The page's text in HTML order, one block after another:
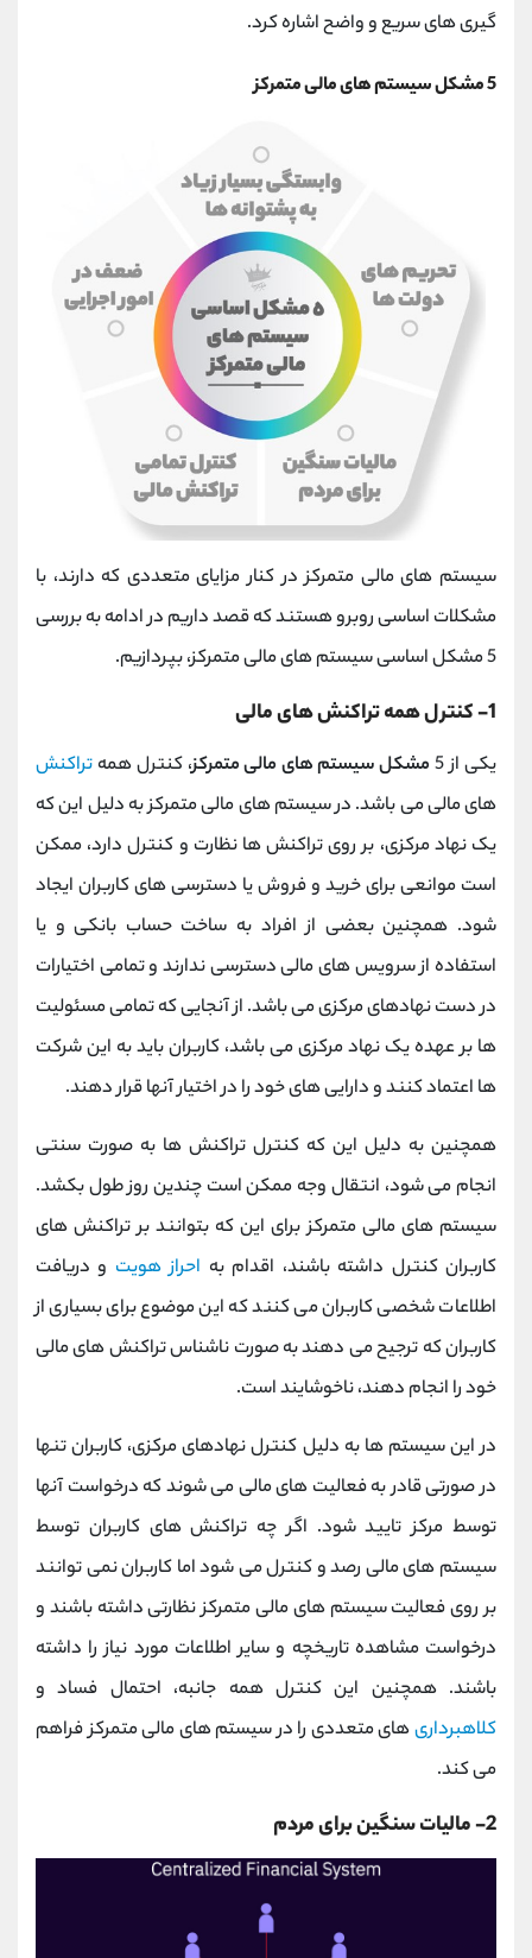
گیری های سریع و واضح اشاره کرد.
5 مشکل سیستم های مالی متمرکز
سیستم های مالی متمرکز در کنار مزایای متعددی که دارند، با
مشکلات اساسی روبرو هستند که قصد داریم در ادامه به بررسی
5 مشکل اساسی سیستم های مالی متمرکز، بپردازیم.
1- کنترل همه تراکنش های مالی
یکی از 5 مشکل سیستم های مالی متمرکز، کنترل همه تراکنش
های مالی می باشد. در سیستم های مالی متمرکز به دلیل این که
یک نهاد مرکزی، بر روی تراکنش ها نظارت و کنترل دارد، ممکن
است موانعی برای خرید و فروش یا دسترسی های کاربران ایجاد
شود. همچنین بعضی از افراد به ساخت حساب بانکی و یا
استفاده از سرویس های مالی دسترسی ندارند و تمامی اختیارات
در دست نهادهای مرکزی می باشد. از آنجایی که تمامی مسئولیت
ها بر عهده یک نهاد مرکزی می باشد، کاربران باید به این شرکت
ها اعتماد کنند و دارایی های خود را در اختیار آنها قرار دهند.
همچنین به دلیل این که کنترل تراکنش ها به صورت سنتی
انجام می شود، انتقال وجه ممکن است چندین روز طول بکشد.
سیستم های مالی متمرکز برای این که بتوانند بر تراکنش های
کاربران کنترل داشته باشند، اقدام به احراز هویت و دریافت
اطلاعات شخصی کاربران می کنند که این موضوع برای بسیاری از
کاربران که ترجیح می دهند به صورت ناشناس تراکنش های مالی
خود را انجام دهند، ناخوشایند است.
در این سیستم ها به دلیل کنترل نهادهای مرکزی، کاربران تنها
در صورتی قادر به فعالیت های مالی می شوند که درخواست آنها
توسط مرکز تایید شود. اگر چه تراکنش های کاربران توسط
سیستم های مالی رصد و کنترل می شود اما کاربران نمی توانند
بر روی فعالیت سیستم های مالی متمرکز نظارتی داشته باشند و
درخواست مشاهده تاریخچه و سایر اطلاعات مورد نیاز را داشته
باشند. همچنین این کنترل همه جانبه، احتمال فساد و
کلاهبرداریهای متعددی را در سیستم های مالی متمرکز فراهم
می کند.
2- مالیات سنگین برای مردم